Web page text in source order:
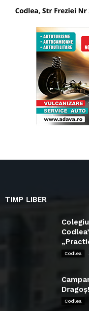
TIMP LIBER
Codlea
Codlea